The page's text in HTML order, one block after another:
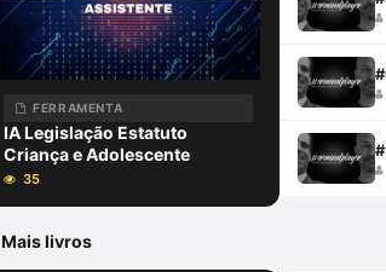
FERRAMENTA
IA Legislação Estatuto
Criança e Adolescente
35
Mais livros